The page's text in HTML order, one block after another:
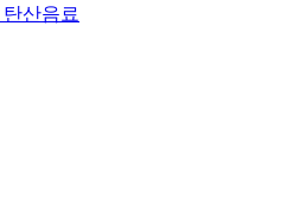
탄산음료